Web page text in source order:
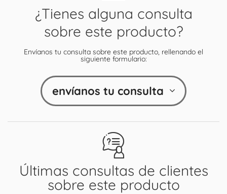
Últimas consultas de clientes
sobre este producto
¿Tienes alguna consulta
sobre este producto?
Envíanos tu consulta sobre este producto, rellenando el
siguiente formulario:
envíanos tu consulta